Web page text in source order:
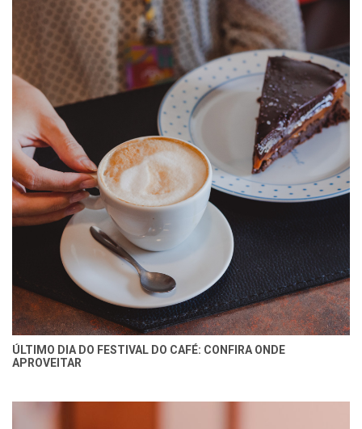
ÚLTIMO DIA DO FESTIVAL DO CAFÉ: CONFIRA ONDE
APROVEITAR